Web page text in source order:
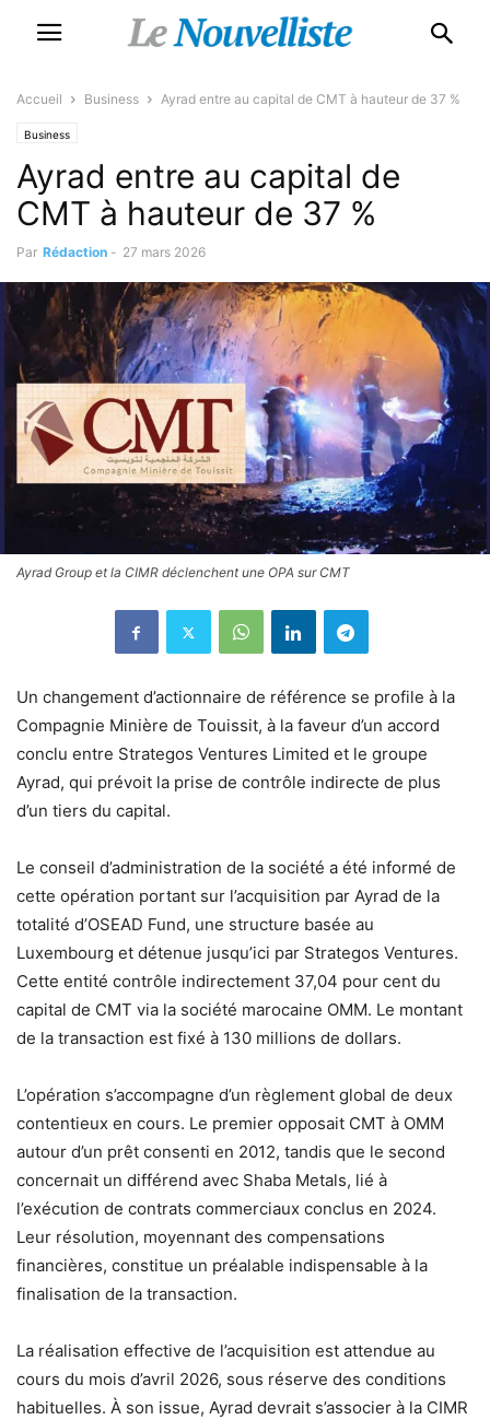
Accueil Business Ayrad entre au capital de CMT à hauteur de 37 %
Business
Ayrad entre au capital de
CMT à hauteur de 37 %
Par Rédaction - 27 mars 2026
Ayrad Group et la CIMR déclenchent une OPA sur CMT
Un changement d’actionnaire de référence se profile à la
Compagnie Minière de Touissit, à la faveur d’un accord
conclu entre Strategos Ventures Limited et le groupe
Ayrad, qui prévoit la prise de contrôle indirecte de plus
d’un tiers du capital.
Le conseil d’administration de la société a été informé de
cette opération portant sur l’acquisition par Ayrad de la
totalité d’OSEAD Fund, une structure basée au
Luxembourg et détenue jusqu’ici par Strategos Ventures.
Cette entité contrôle indirectement 37,04 pour cent du
capital de CMT via la société marocaine OMM. Le montant
de la transaction est fixé à 130 millions de dollars.
L’opération s’accompagne d’un règlement global de deux
contentieux en cours. Le premier opposait CMT à OMM
autour d’un prêt consenti en 2012, tandis que le second
concernait un différend avec Shaba Metals, lié à
l’exécution de contrats commerciaux conclus en 2024.
Leur résolution, moyennant des compensations
financières, constitue un préalable indispensable à la
finalisation de la transaction.
La réalisation effective de l’acquisition est attendue au
cours du mois d’avril 2026, sous réserve des conditions
habituelles. À son issue, Ayrad devrait s’associer à la CIMR